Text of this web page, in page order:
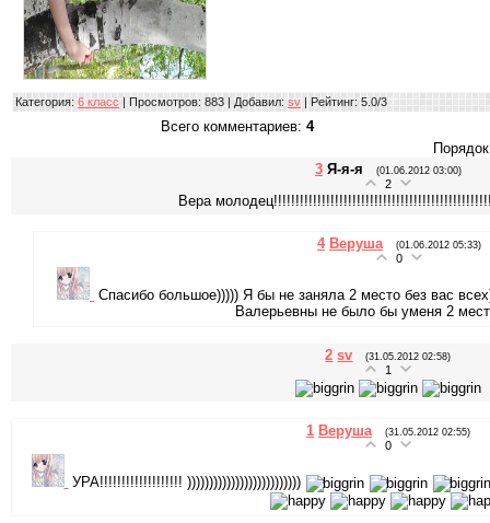
Категория: 6 класс | Просмотров: 883 | Добавил: sv | Рейтинг: 5.0/3
Всего комментариев: 4
3 Я-я-я (01.06.2012 03:00)
2
Вера
4 Веруша (01.06.2012 05:33)
0
Спасибо большое))))) Я бы не заняла 2 место без вас
Валерьевны не было бы уменя 2
2 sv (31.05.2012 02:58)
1
1 Веруша (31.05.2012 02:55)
0
УРА!!!!!!!!!!!!!!!!!!! ))))))))))))))))))))))))))